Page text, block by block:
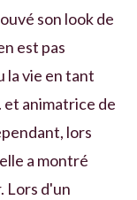
son look de
est pas
la vie en tant
et animatrice de
lors
a montré
Lors d'un